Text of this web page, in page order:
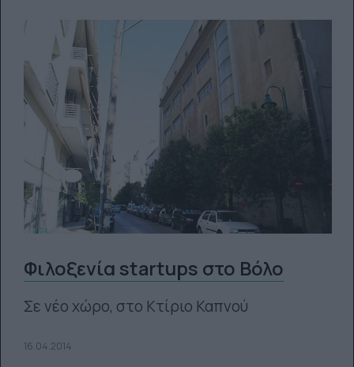
Φιλοξενία startups στο Βόλο
Σε νέο χώρο, στο Κτίριο Καπνού
16.04.2014